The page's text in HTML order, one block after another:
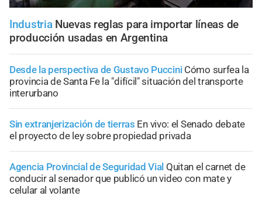
Industria Nuevas reglas para importar líneas de
producción usadas en Argentina
Desde la perspectiva de Gustavo Puccini Cómo surfea la
provincia de Santa Fe la "difícil" situación del transporte
interurbano
Sin extranjerización de tierras En vivo: el Senado debate
el proyecto de ley sobre propiedad privada
Agencia Provincial de Seguridad Vial Quitan el carnet de
conducir al senador que publicó un video con mate y
celular al volante